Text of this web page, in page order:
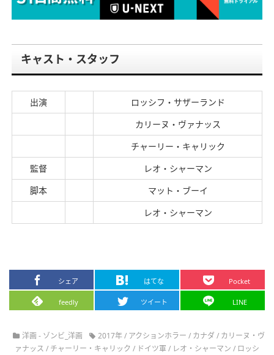
キャスト・スタッフ
出演
ロッシフ・サザーランド
カリーヌ・ヴァナッス
チャーリー・キャリック
監督
レオ・シャーマン
脚本
マット・ブーイ
レオ・シャーマン
シェア はてな Pocket
feedly ツイート LINE
洋画 - ゾンビ_洋画 2017年/ アクションホラー / カナダ / カリーヌ・ヴ
ァナッス / チャーリー・キャリック / ドイツ軍 / レオ・シャーマン / ロッシ